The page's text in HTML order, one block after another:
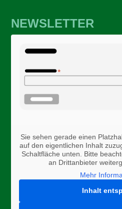
NEWSLETTER
Sie sehen gerade einen
auf den eigentlichen Inhalt
Schaltfläche unten. Bitte
an Drittanbieter
Mehr
Inhalt